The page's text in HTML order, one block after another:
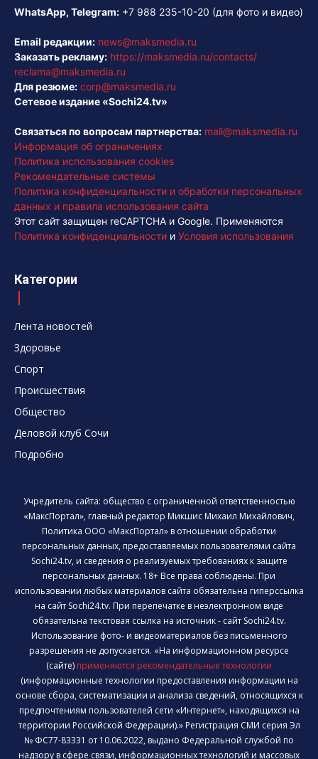
WhatsApp, Telegram: +7 988 235-10-20 (для фото и видео)
Email редакции: news@maksmedia.ru
Заказать рекламу: https://maksmedia.ru/contacts/
reclama@maksmedia.ru
Для резюме: corp@maksmedia.ru
Сетевое издание «Sochi24.tv»
Связаться по вопросам партнерства: mail@maksmedia.ru
Информация об ограничениях
Политика использования cookies
Рекомендательные системы
Политика конфиденциальности и обработки персональных
данных и правила использования сайта
Этот сайт защищен reCAPTCHA и Google. Применяются
Политика конфиденциальности и Условия использования
Категории
Лента новостей
Здоровье
Спорт
Происшествия
Общество
Деловой клуб Сочи
Подробно
Учредитель сайта: общество с ограниченной ответственностью
«МаксПортал», главный редактор Микшис Михаил Михайлович,
Политика ООО «МаксПортал» в отношении обработки
персональных данных, предоставляемых пользователями сайта
Sochi24.tv, и сведения о реализуемых требованиях к защите
персональных данных. 18+ Все права соблюдены. При
использовании любых материалов сайта обязательна гиперссылка
на сайт Sochi24.tv. При перепечатке в неэлектронном виде
обязательна текстовая ссылка на источник - сайт Sochi24.tv.
Использование фото- и видеоматериалов без письменного
разрешения не допускается. «На информационном ресурсе
(сайте) применяются рекомендательные технологии
(информационные технологии предоставления информации на
основе сбора, систематизации и анализа сведений, относящихся к
предпочтениям пользователей сети «Интернет», находящихся на
территории Российской Федерации).» Регистрация СМИ серия Эл
№ ФС77-83331 от 10.06.2022, выдано Федеральной службой по
надзору в сфере связи, информационных технологий и массовых